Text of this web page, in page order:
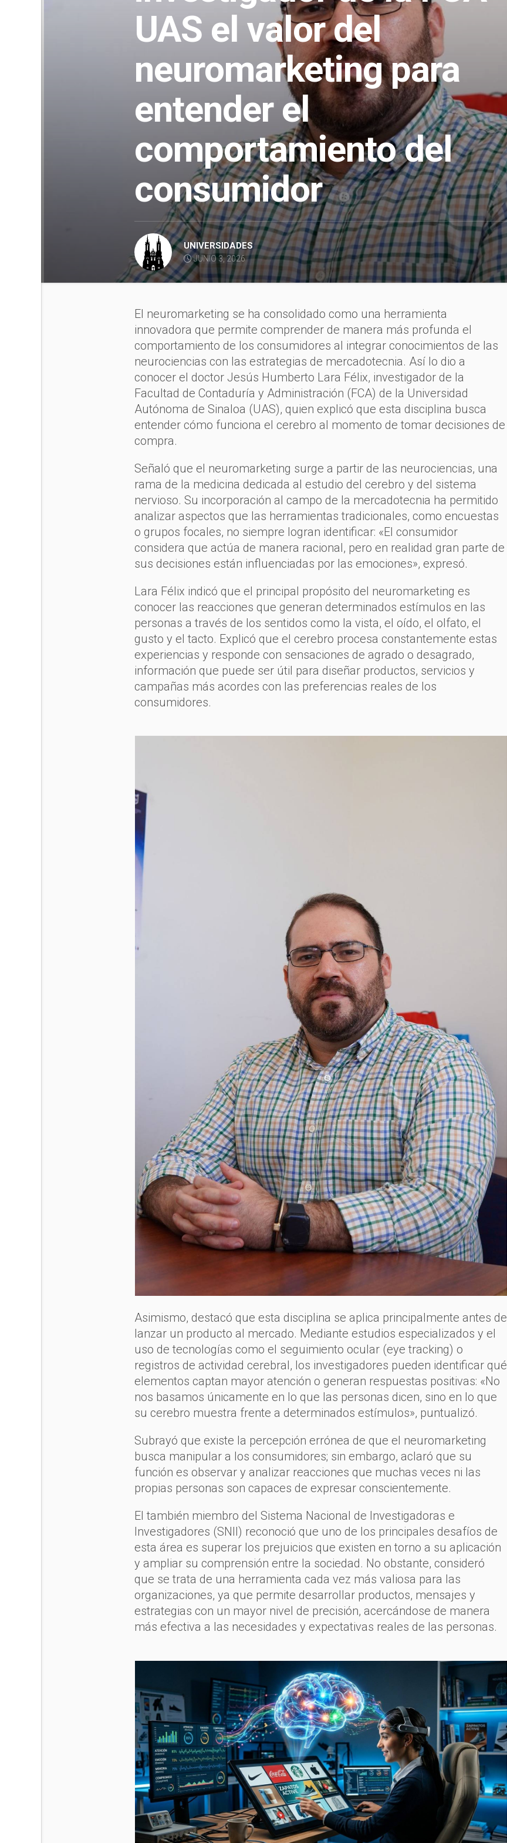
UAS el valor del
neuromarketing para
entender el
comportamiento del
consumidor
UNIVERSIDADES
JUNIO 3, 2026
El neuromarketing se ha consolidado como una herramienta
innovadora que permite comprender de manera más profunda el
comportamiento de los consumidores al integrar conocimientos de las
neurociencias con las estrategias de mercadotecnia. Así lo dio a
conocer el doctor Jesús Humberto Lara Félix, investigador de la
Facultad de Contaduría y Administración (FCA) de la Universidad
Autónoma de Sinaloa (UAS), quien explicó que esta disciplina busca
entender cómo funciona el cerebro al momento de tomar decisiones de
compra.
Señaló que el neuromarketing surge a partir de las neurociencias, una
rama de la medicina dedicada al estudio del cerebro y del sistema
nervioso. Su incorporación al campo de la mercadotecnia ha permitido
analizar aspectos que las herramientas tradicionales, como encuestas
o grupos focales, no siempre logran identificar: «El consumidor
considera que actúa de manera racional, pero en realidad gran parte de
sus decisiones están influenciadas por las emociones», expresó.
Lara Félix indicó que el principal propósito del neuromarketing es
conocer las reacciones que generan determinados estímulos en las
personas a través de los sentidos como la vista, el oído, el olfato, el
gusto y el tacto. Explicó que el cerebro procesa constantemente estas
experiencias y responde con sensaciones de agrado o desagrado,
información que puede ser útil para diseñar productos, servicios y
campañas más acordes con las preferencias reales de los
consumidores.
Asimismo, destacó que esta disciplina se aplica principalmente antes de
lanzar un producto al mercado. Mediante estudios especializados y el
uso de tecnologías como el seguimiento ocular (eye tracking) o
registros de actividad cerebral, los investigadores pueden identificar qué
elementos captan mayor atención o generan respuestas positivas: «No
nos basamos únicamente en lo que las personas dicen, sino en lo que
su cerebro muestra frente a determinados estímulos», puntualizó.
Subrayó que existe la percepción errónea de que el neuromarketing
busca manipular a los consumidores; sin embargo, aclaró que su
función es observar y analizar reacciones que muchas veces ni las
propias personas son capaces de expresar conscientemente.
El también miembro del Sistema Nacional de Investigadoras e
Investigadores (SNII) reconoció que uno de los principales desafíos de
esta área es superar los prejuicios que existen en torno a su aplicación
y ampliar su comprensión entre la sociedad. No obstante, consideró
que se trata de una herramienta cada vez más valiosa para las
organizaciones, ya que permite desarrollar productos, mensajes y
estrategias con un mayor nivel de precisión, acercándose de manera
más efectiva a las necesidades y expectativas reales de las personas.